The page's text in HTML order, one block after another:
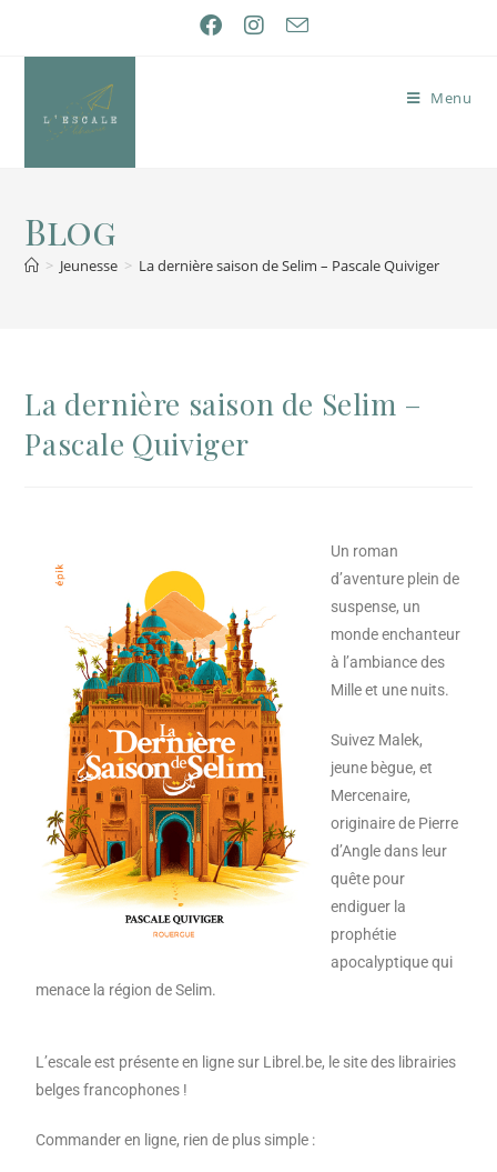
Menu
Blog
> Jeunesse > La dernière saison de Selim – Pascale Quiviger
La dernière saison de Selim –
Pascale Quiviger
Un roman
d’aventure plein de
suspense, un
monde enchanteur
à l’ambiance des
Mille et une nuits.
Suivez Malek,
jeune bègue, et
Mercenaire,
originaire de Pierre
d’Angle dans leur
quête pour
endiguer la
prophétie
apocalyptique qui
menace la région de Selim.
L’escale est présente en ligne sur Librel.be, le site des librairies
belges francophones !
Commander en ligne, rien de plus simple :